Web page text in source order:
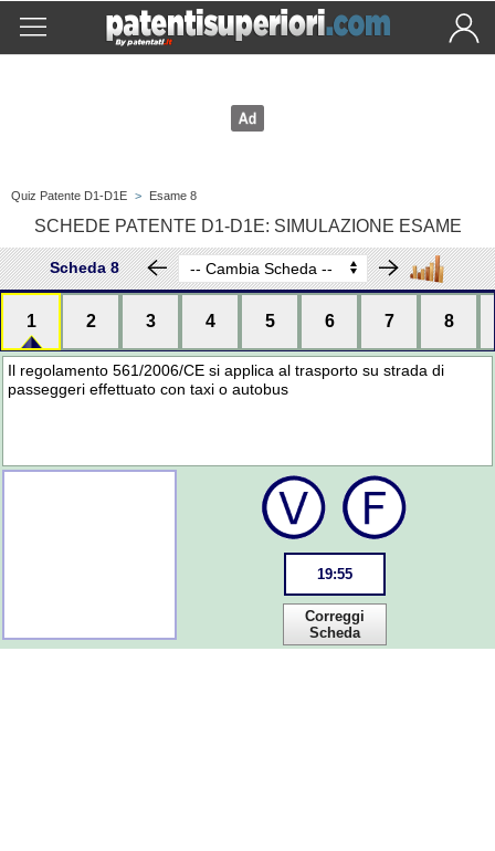
Quiz Patente D1-D1E > Esame 8
SCHEDE PATENTE D1-D1E: SIMULAZIONE ESAME
Scheda 8
1 2 3 4 5 6 7 8
Il regolamento 561/2006/CE si applica al trasporto su strada di
passeggeri effettuato con taxi o autobus
19:55
Correggi
Scheda